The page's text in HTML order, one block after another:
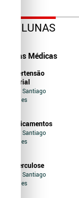
COLUNAS
Dicas Médicas
Hipertensão
Arterial
Jairo Santiago
Novaes
Medicamentos
Jairo Santiago
Novaes
Tuberculose
Jairo Santiago
Novaes